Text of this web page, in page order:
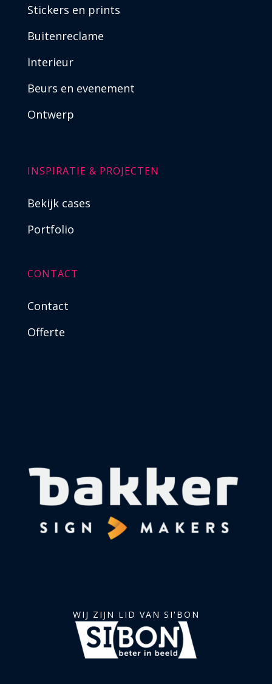
Stickers en prints
Buitenreclame
Interieur
Beurs en evenement
Ontwerp
INSPIRATIE & PROJECTEN
Bekijk cases
Portfolio
CONTACT
Contact
Offerte
WIJ ZIJN LID VAN SI'BON